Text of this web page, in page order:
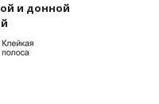
и донной